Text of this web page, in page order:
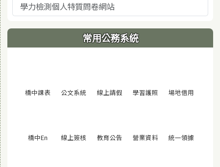
學力檢測個人特質問卷網站
常用公務系統
橋中課表 (另開視窗)
公文系統 (另開視窗)
線上請假 (另開視窗)
學習護照 (另開視窗)
場地借用
橋中En (另開視窗)
線上簽核 (另開視窗)
教育公告 (另開視窗)
營業資料(另開視窗)
統一領據